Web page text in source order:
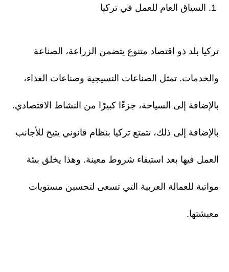
تركيا بلد ذو اقتصاد متنوع يتضمن الزراعة، الصناعة
والخدمات. تمثل الصناعات النسيجية وصناعات الغذاء،
بالإضافة إلى السياحة، جزءًا كبيرًا من النشاط الاقتصادي.
بالإضافة إلى ذلك، تتمتع تركيا بنظام قانوني يتيح للأجانب
العمل فيها بعد استيفاء شروط معينة. وهذا يخلق بيئة
مواتية للعمالة العربية التي تسعى لتحسين مستويات
معيشتها.